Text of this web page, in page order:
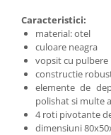
Caracteristici:
material: otel
culoare neagra
vopsit cu
constructie
elemente de
polishat si multe
4 roti pivotante
dimensiuni